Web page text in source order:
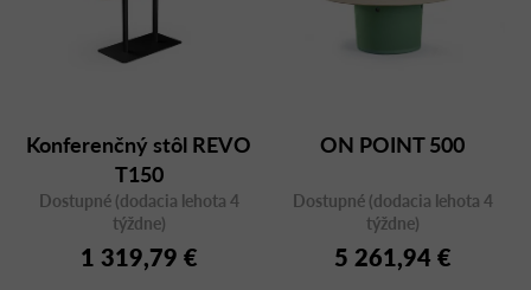
Konferenčný stôl REVO
T150
Dostupné (dodacia lehota 4
týždne)
1 319,79 €
ON POINT 500
Dostupné (dodacia lehota 4
týždne)
5 261,94 €